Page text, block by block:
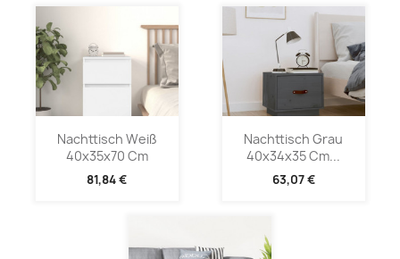
Nachttisch Weiß
40x35x70 Cm
81,84 €
Nachttisch Grau
40x34x35 Cm...
63,07 €